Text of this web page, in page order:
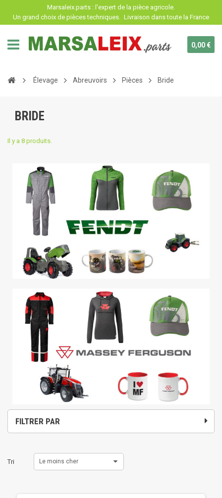
Marsaleix.parts : l'expert de la pièce agricole.
Un grand choix de pièces techniques. Livraison dans toute la France
0,00 €
Élevage Abreuvoirs Pièces Bride
BRIDE
Il y a 8 produits.
FILTRER PAR
Tri Le moins cher
Panneau de gestion des cookies